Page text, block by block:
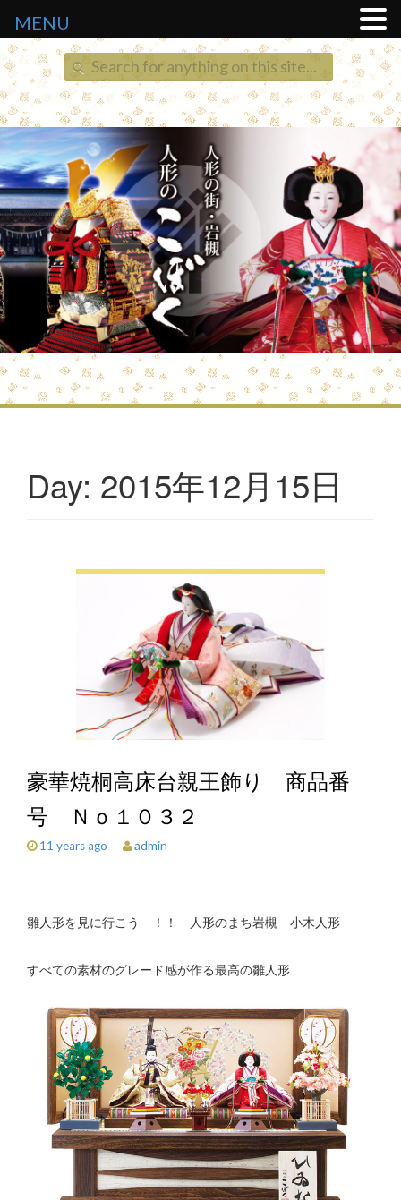
Search
for:
Day: 2015年12月15日
豪華焼桐高床台親王飾り 商品番
号 Ｎｏ１０３２
11 years ago admin
雛人形を見に行こう ！！ 人形のまち岩槻 小木人形
すべての素材のグレード感が作る最高の雛人形
MENU